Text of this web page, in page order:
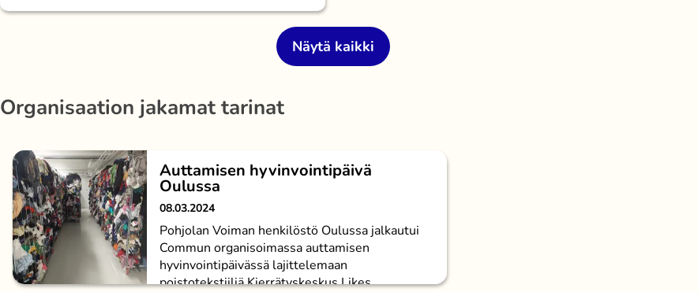
Näytä kaikki
Organisaation jakamat tarinat
Auttamisen hyvinvointipäivä
Oulussa
08.03.2024
Pohjolan Voiman henkilöstö Oulussa jalkautui
Commun organisoimassa auttamisen
hyvinvointipäivässä lajittelemaan
poistotekstiiliä Kierrätyskeskus Likes...